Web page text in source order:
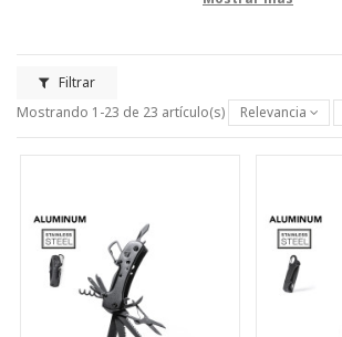
Regalos de Empresa y sumérgete por completo
Filtrar
Mostrando 1-23 de 23 artículo(s)
Relevancia